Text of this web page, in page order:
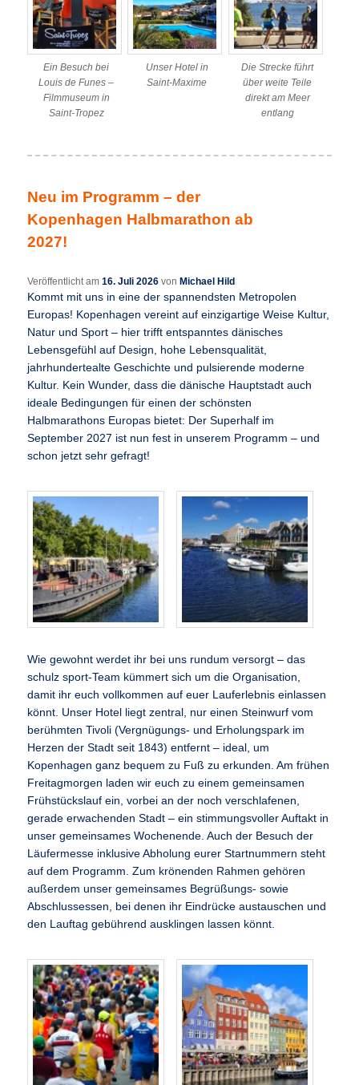
Ein Besuch bei
Louis de Funes –
Filmmuseum in
Saint-Tropez
Unser Hotel in
Saint-Maxime
Die Strecke führt
über weite Teile
direkt am Meer
entlang
Neu im Programm – der
Kopenhagen Halbmarathon ab
2027!
Veröffentlicht am16. Juli 2026 vonMichael Hild
Kommt mit uns in eine der spannendsten Metropolen
Europas! Kopenhagen vereint auf einzigartige Weise Kultur,
Natur und Sport – hier trifft entspanntes dänisches
Lebensgefühl auf Design, hohe Lebensqualität,
jahrhundertealte Geschichte und pulsierende moderne
Kultur. Kein Wunder, dass die dänische Hauptstadt auch
ideale Bedingungen für einen der schönsten
Halbmarathons Europas bietet: Der Superhalf im
September 2027 ist nun fest in unserem Programm – und
schon jetzt sehr gefragt!
Wie gewohnt werdet ihr bei uns rundum versorgt – das
schulz sport-Team kümmert sich um die Organisation,
damit ihr euch vollkommen auf euer Lauferlebnis einlassen
könnt. Unser Hotel liegt zentral, nur einen Steinwurf vom
berühmten Tivoli (Vergnügungs- und Erholungspark im
Herzen der Stadt seit 1843) entfernt – ideal, um
Kopenhagen ganz bequem zu Fuß zu erkunden. Am frühen
Freitagmorgen laden wir euch zu einem gemeinsamen
Frühstückslauf ein, vorbei an der noch verschlafenen,
gerade erwachenden Stadt – ein stimmungsvoller Auftakt in
unser gemeinsames Wochenende. Auch der Besuch der
Läufermesse inklusive Abholung eurer Startnummern steht
auf dem Programm. Zum krönenden Rahmen gehören
außerdem unser gemeinsames Begrüßungs- sowie
Abschlussessen, bei denen ihr Eindrücke austauschen und
den Lauftag gebührend ausklingen lassen könnt.